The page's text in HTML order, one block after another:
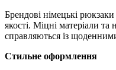
Брендові німецькі
якості. Міцні матеріали та
справляються із
Стильне оформлення